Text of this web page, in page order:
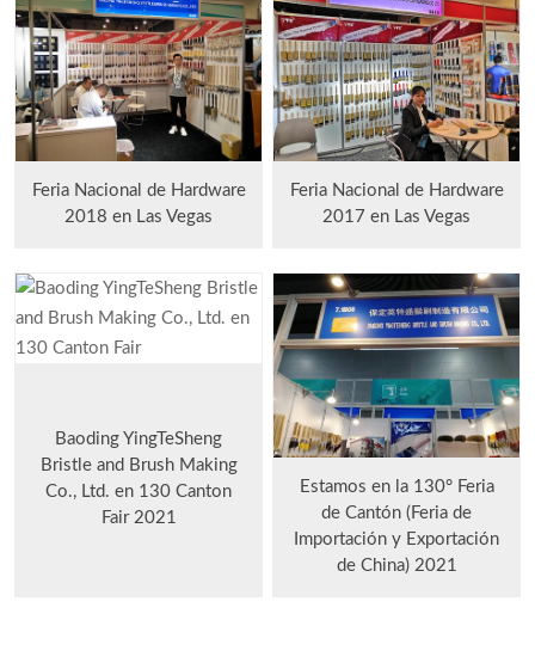
Feria Nacional de Hardware
2018 en Las Vegas
Feria Nacional de Hardware
2017 en Las Vegas
Baoding YingTeSheng
Bristle and Brush Making
Co., Ltd. en 130 Canton
Fair 2021
Estamos en la 130° Feria
de Cantón (Feria de
Importación y Exportación
de China) 2021